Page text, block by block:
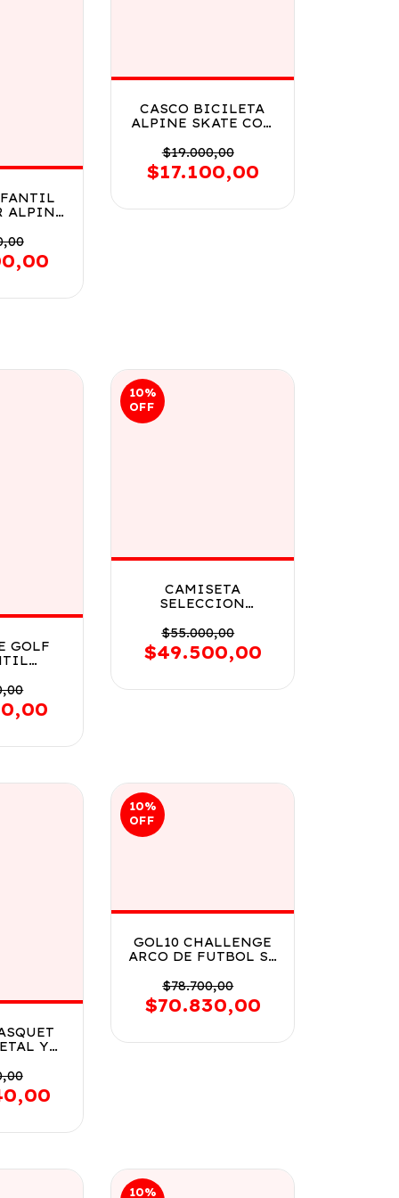
ALPINE
CASCO BICILETA
ALPINE SKATE CON
VENTILACION VR1
14113 NEGRO Y AZUL
$19.000,00
$17.100,00
GOLF
VR2
10%
OFF
CAMISETA
SELECCION
VERSION 2026 VR1
JM5900 TALLE M
$55.000,00
$49.500,00
Y
7408
10%
OFF
GOL10 CHALLENGE
ARCO DE FUTBOL SE
NIVELES COD SLW-
960
$78.700,00
$70.830,00
10%